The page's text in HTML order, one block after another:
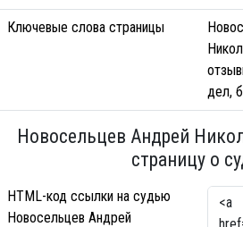
Ключевые слова страницы
дел,
Новосельцев Андрей
страницу о
HTML-код ссылки на судью
Новосельцев Андрей